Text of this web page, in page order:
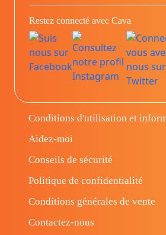
Restez connecté avec Cava
Conditions d'utilisation et
Aidez-moi
Conseils de sécurité
Politique de confidentialité
Conditions générales de vente
Contactez-nous